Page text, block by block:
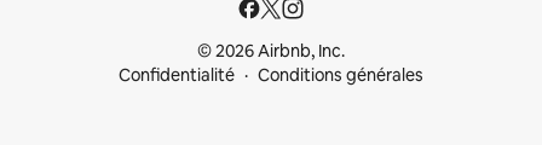
© 2026 Airbnb, Inc.
Confidentialité
Conditions générales